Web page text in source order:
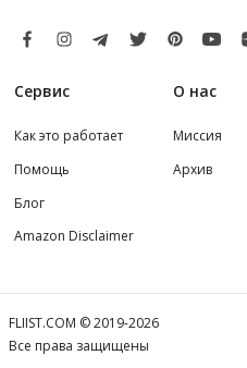
Сервис
Как это работает
Помощь
Блог
Amazon Disclaimer
О нас
Миссия
Архив
FLIIST.COM © 2019-2026
Все права защищены